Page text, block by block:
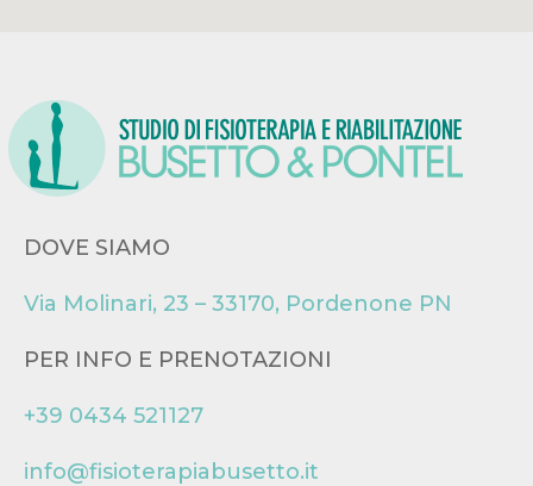
DOVE SIAMO
Via Molinari, 23 – 33170, Pordenone PN
PER INFO E PRENOTAZIONI
+39 0434 521127
info@fisioterapiabusetto.it